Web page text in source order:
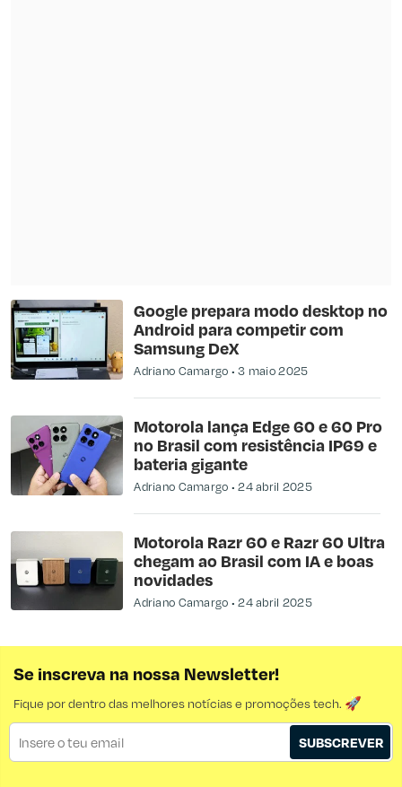
Google prepara modo desktop no
Android para competir com
Samsung DeX
Adriano Camargo 3 maio 2025
Motorola lança Edge 60 e 60 Pro
no Brasil com resistência IP69 e
bateria gigante
Adriano Camargo 24 abril 2025
Motorola Razr 60 e Razr 60 Ultra
chegam ao Brasil com IA e boas
novidades
Adriano Camargo 24 abril 2025
Se inscreva na nossa Newsletter!
Fique por dentro das melhores notícias e promoções tech. 🚀
SUBSCREVER